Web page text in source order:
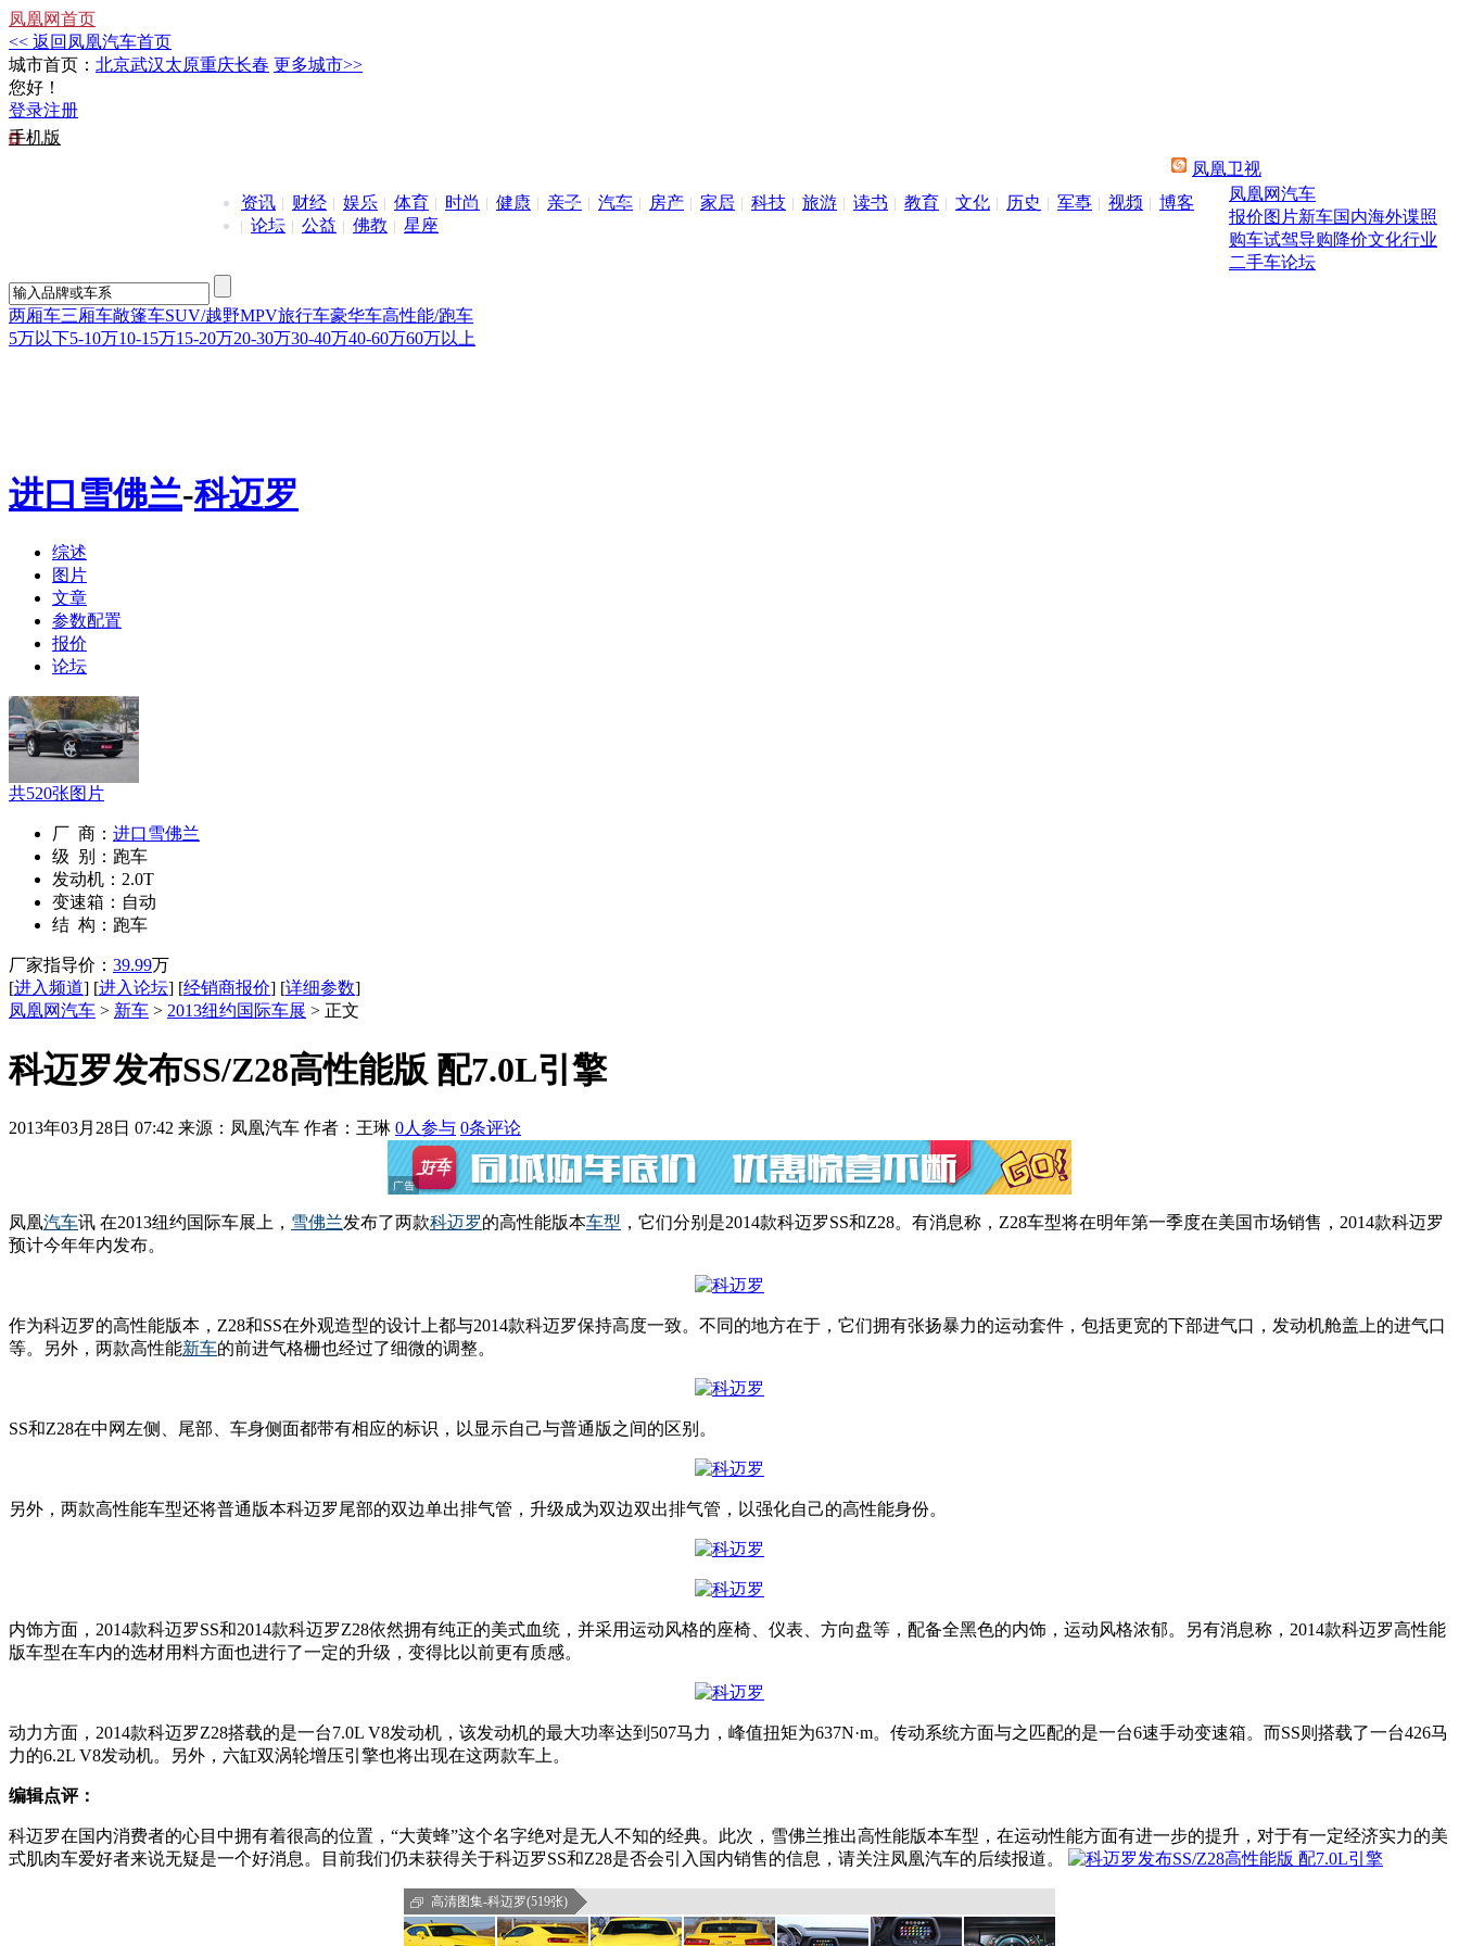
凤凰网首页
<< 返回凤凰汽车首页
城市首页： 北京武汉太原重庆长春 更多城市>>
您好！
登录注册
手机版
凤凰卫视
资讯
财经 娱乐 体育 时尚 健康 亲子 汽车 房产 家居 科技 旅游 读书 教育 文化 历史 军事 视频
博客
论坛
公益 佛教 星座
凤凰网汽车
报价图片新车国内海外谍照
购车试驾导购降价文化行业
二手车论坛
两厢车三厢车敞篷车SUV/越野MPV旅行车豪华车高性能/跑车
5万以下5-10万10-15万15-20万20-30万30-40万40-60万60万以上
进口雪佛兰-科迈罗
综述
图片
文章
参数配置
报价
论坛
共520张图片
厂 商： 进口雪佛兰
级 别： 跑车
发动机： 2.0T
变速箱： 自动
结 构： 跑车
厂家指导价： 39.99万
[进入频道] [进入论坛] [经销商报价] [详细参数]
凤凰网汽车 > 新车 > 2013纽约国际车展 > 正文
科迈罗发布SS/Z28高性能版 配7.0L引擎
2013年03月28日 07:42 来源：凤凰汽车 作者： 王琳 0人参与 0条评论
凤凰汽车讯 在2013纽约国际车展上， 雪佛兰发布了两款科迈罗的高性能版本车型 ，它们分别是2014款科迈罗SS和Z28。有消息称，Z28车型将在明年第一季度在美国市场销售，2014款科迈罗
预计今年年内发布。
作为科迈罗的高性能版本，Z28和SS在外观造型的设计上都与2014款科迈罗保持高度一致。不同的地方在于，它们拥有张扬暴力的运动套件，包括更宽的下部进气口，发动机舱盖上的进气口
等。另外，两款高性能新车的前进气格栅也经过了细微的调整。
SS和Z28在中网左侧、尾部、车身侧面都带有相应的标识，以显示自己与普通版之间的区别。
另外，两款高性能车型还将普通版本科迈罗尾部的双边单出排气管，升级成为双边双出排气管，以强化自己的高性能身份。
内饰方面，2014款科迈罗SS和2014款科迈罗Z28依然拥有纯正的美式血统，并采用运动风格的座椅、仪表、方向盘等，配备全黑色的内饰，运动风格浓郁。另有消息称，2014款科迈罗高性能
版车型在车内的选材用料方面也进行了一定的升级，变得比以前更有质感。
动力方面，2014款科迈罗Z28搭载的是一台7.0L V8发动机，该发动机的最大功率达到507马力，峰值扭矩为637N·m。传动系统方面与之匹配的是一台6速手动变速箱。而SS则搭载了一台426马
力的6.2L V8发动机。另外，六缸双涡轮增压引擎也将出现在这两款车上。
编辑点评：
科迈罗在国内消费者的心目中拥有着很高的位置，“大黄蜂”这个名字绝对是无人不知的经典。此次，雪佛兰推出高性能版本车型，在运动性能方面有进一步的提升，对于有一定经济实力的美
式肌肉车爱好者来说无疑是一个好消息。目前我们仍未获得关于科迈罗SS和Z28是否会引入国内销售的信息，请关注凤凰汽车的后续报道。
高清图集-科迈罗(519张)